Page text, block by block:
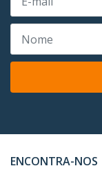
ENCONTRA-NOS